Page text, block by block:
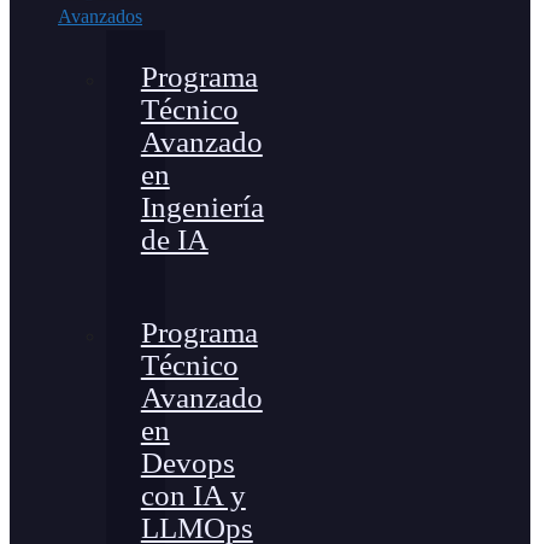
Avanzados
Programa
Técnico
Avanzado
en
Ingeniería
de IA
Programa
Técnico
Avanzado
en
Devops
con IA y
LLMOps